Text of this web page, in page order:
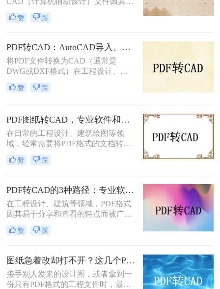
大的图形处理与设计能力发挥着不可
替代的作用。然而，有时我们拿到的
一步的编辑和设计，需要将其转换为
CAD格式。那么电脑上怎么把pdf转
换成cad呢？本文将介绍三种将PDF转
换成CAD的方法。
赞 踩
PDF转CAD：AutoCAD导入、在线工具和桌面软件，哪个更适合你！
将PDF文件转换为CAD（通常是
DWG或DXF格式）在工程设计、建
筑规划等领域中是一个常见的需求。
那么pdf如何转cad文件呢？本文将介
赞 踩
PDF图纸转CAD，专业软件和AutoCAD导入哪个更合适！
在日常的工程设计、建筑绘图等领
域，经常需要将PDF格式的文档转换
为CAD（Computer-Aided Design）文
件，以便进行进一步的编辑和修改。
内容稳定性而广受欢迎，但CAD文件
则因其专业的绘图和编辑功能而备受
青睐。那么PDF文件怎么转换成CAD
文件呢？本文将介绍两种将PDF文件
转换为CAD文件的方法。
赞 踩
PDF转CAD的3种路径：专业软件、在线工具和专用转换器各适合谁！
在工程设计、建筑等领域，PDF格式
因其易于分享和查看的特点而被广泛
用于存储图纸和技术文档。然而，为
了对这些图纸进行编辑或修改，通常
或DXF）。那么pdf怎么转换成cad
呢？本文将详细介绍三种将PDF转换
为CAD的方法。
赞 踩
图纸急着改却打不开？这几个PDF转CAD的方法真管用！
接手别人发来的设计图，或者拿到一
份只有PDF格式的工程文件时，最让